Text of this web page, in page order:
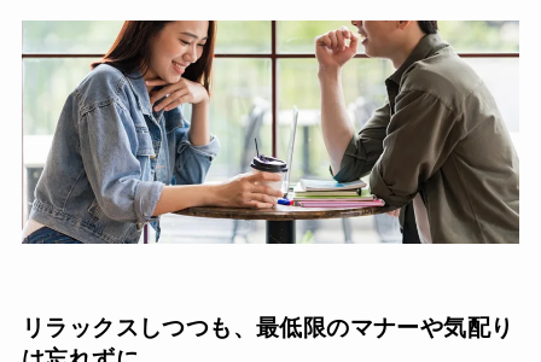
リラックスしつつも、最低限のマナーや気配り